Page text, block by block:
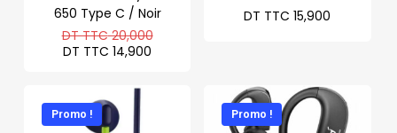
650 Type C / Noir
DT TTC20,000Le
TTC 20,000.
DT TTC 14,900
TTC 14,900.
DT TTC 15,900
Promo ! Promo !